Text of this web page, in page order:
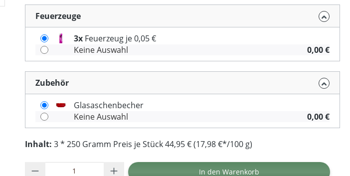
Feuerzeuge
3x Feuerzeug je 0,05 €
Keine Auswahl
0,00 €
Zubehör
Glasaschenbecher
Keine Auswahl
0,00 €
Inhalt: 3 * 250 Gramm Preis je Stück 44,95 € (17,98 €*/100 g)
Produkt Anzahl: Gib den gewünschten Wert ein oder
In den Warenkorb